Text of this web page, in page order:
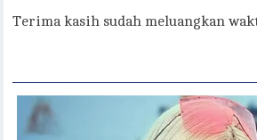
Terima kasih sudah meluangkan